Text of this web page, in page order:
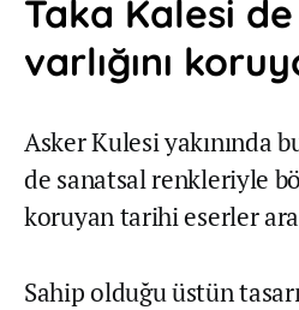
Taka Kalesi
varlığını
Asker Kulesi yakınında
de sanatsal renkleriyle
koruyan tarihi eserler
Sahip olduğu üstün